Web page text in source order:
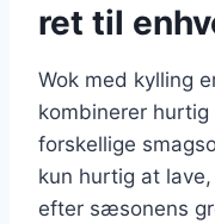
ret til
Wok med kylling
kombinerer
forskellige
kun hurtig at
efter sæsonens